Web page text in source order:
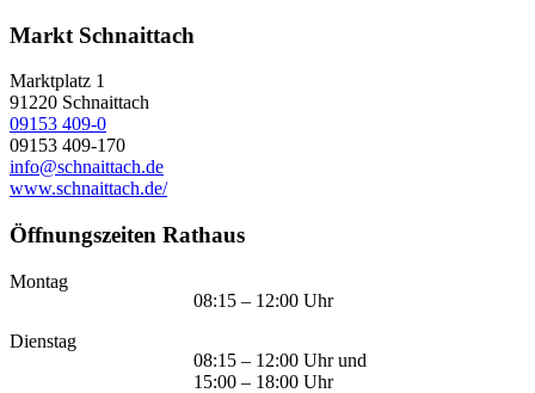
Markt Schnaittach
Marktplatz 1
91220 Schnaittach
09153 409-0
09153 409-170
info@schnaittach.de
www.schnaittach.de/
Öffnungszeiten Rathaus
Montag
08:15 – 12:00 Uhr
Dienstag
08:15 – 12:00 Uhr und
15:00 – 18:00 Uhr